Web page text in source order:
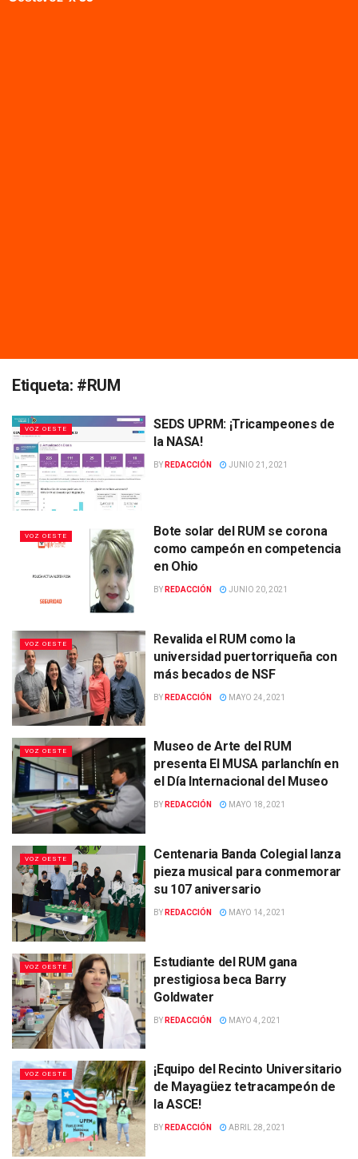
Etiqueta: #RUM
VOZ OESTE
SEDS UPRM: ¡Tricampeones de
la NASA!
BY REDACCIÓN JUNIO 21, 2021
VOZ OESTE
Bote solar del RUM se corona
como campeón en competencia
en Ohio
BY REDACCIÓN JUNIO 20, 2021
VOZ OESTE
Revalida el RUM como la
universidad puertorriqueña con
más becados de NSF
BY REDACCIÓN MAYO 24, 2021
VOZ OESTE
Museo de Arte del RUM
presenta El MUSA parlanchín en
el Día Internacional del Museo
BY REDACCIÓN MAYO 18, 2021
VOZ OESTE
Centenaria Banda Colegial lanza
pieza musical para conmemorar
su 107 aniversario
BY REDACCIÓN MAYO 14, 2021
VOZ OESTE
Estudiante del RUM gana
prestigiosa beca Barry
Goldwater
BY REDACCIÓN MAYO 4, 2021
VOZ OESTE
¡Equipo del Recinto Universitario
de Mayagüez tetracampeón de
la ASCE!
BY REDACCIÓN ABRIL 28, 2021